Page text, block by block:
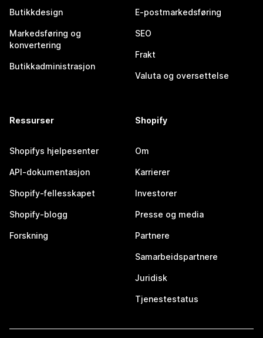
Butikkdesign
Markedsføring og
konvertering
Butikkadministrasjon
E-postmarkedsføring
SEO
Frakt
Valuta og oversettelse
Ressurser
Shopifys hjelpesenter
API-dokumentasjon
Shopify-fellesskapet
Shopify-blogg
Forskning
Shopify
Om
Karrierer
Investorer
Presse og media
Partnere
Samarbeidspartnere
Juridisk
Tjenestestatus